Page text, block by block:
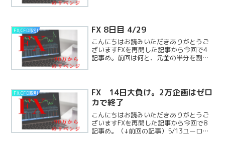
いたので、水平線ReadMore...
FX,CFD取引 FX 8日目 4/29
こんにちはお読みいただきありがとうご
ざいますFXを再開した記事から今回で4
記事め。前回は何と、元金の半分を割っ
開！4月2日～こんReadMore...
FX,CFD取引
FX 14日大負け。2万企画はゼロ
カで終了
こんにちはお読みいただきありがとうご
ざいますFXを再開した記事から今回で8
記事め。（↓前回の記事）5/13ユーロ円